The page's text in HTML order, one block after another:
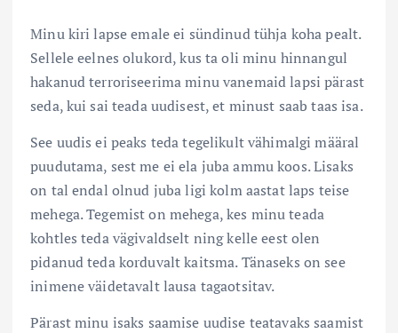
Minu kiri lapse emale ei sündinud tühja koha pealt.
Sellele eelnes olukord, kus ta oli minu hinnangul
hakanud terroriseerima minu vanemaid lapsi pärast
seda, kui sai teada uudisest, et minust saab taas isa.
See uudis ei peaks teda tegelikult vähimalgi määral
puudutama, sest me ei ela juba ammu koos. Lisaks
on tal endal olnud juba ligi kolm aastat laps teise
mehega. Tegemist on mehega, kes minu teada
kohtles teda vägivaldselt ning kelle eest olen
pidanud teda korduvalt kaitsma. Tänaseks on see
inimene väidetavalt lausa tagaotsitav.
Pärast minu isaks saamise uudise teatavaks saamist